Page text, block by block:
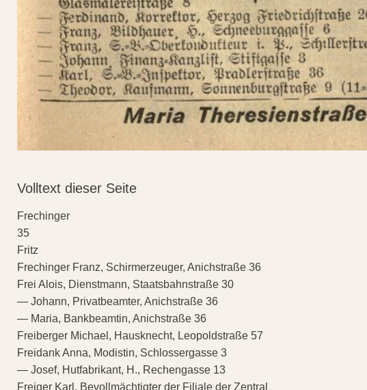
Volltext dieser Seite
Frechinger
35
Fritz
Frechinger Franz, Schirmerzeuger, Anichstraße 36
Frei Alois, Dienstmann, Staatsbahnstraße 30
— Johann, Privatbeamter, Anichstraße 36
— Maria, Bankbeamtin, Anichstraße 36
Freiberger Michael, Hausknecht, Leopoldstraße 57
Freidank Anna, Modistin, Schlossergasse 3
— Josef, Hutfabrikant, H., Rechengasse 13
Freiger Karl, Bevollmächtigter der Filiale der Zentral